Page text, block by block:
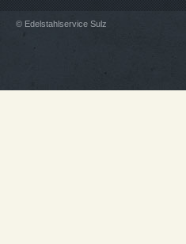
© Edelstahlservice Sulz